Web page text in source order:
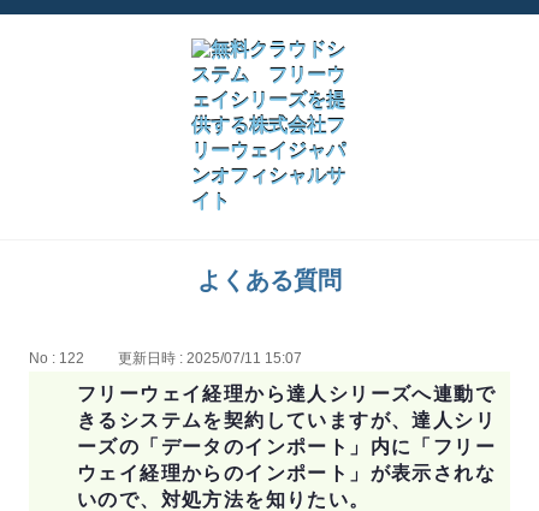
よくある質問
No : 122 更新日時 : 2025/07/11 15:07
フリーウェイ経理から達人シリーズへ連動で
きるシステムを契約していますが、達人シリ
ーズの「データのインポート」内に「フリー
ウェイ経理からのインポート」が表示されな
いので、対処方法を知りたい。